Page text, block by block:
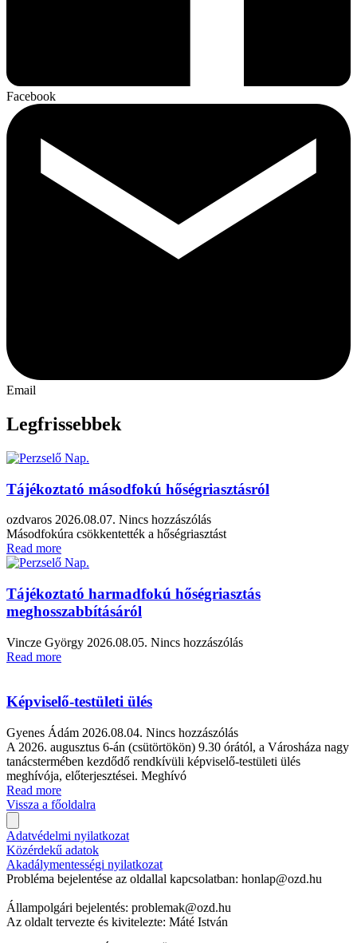
Facebook
Email
Legfrissebbek
Tájékoztató másodfokú hőségriasztásról
ozdvaros 2026.08.07. Nincs hozzászólás
Másodfokúra csökkentették a hőségriasztást
Read more
Tájékoztató harmadfokú hőségriasztás
meghosszabbításáról
Vincze György 2026.08.05. Nincs hozzászólás
Read more
Képviselő-testületi ülés
Gyenes Ádám 2026.08.04. Nincs hozzászólás
A 2026. augusztus 6-án (csütörtökön) 9.30 órától, a Városháza nagy
tanácstermében kezdődő rendkívüli képviselő-testületi ülés
meghívója, előterjesztései. Meghívó
Read more
Vissza a főoldalra
Adatvédelmi nyilatkozat
Közérdekű adatok
Akadálymentességi nyilatkozat
Probléma bejelentése az oldallal kapcsolatban: honlap@ozd.hu
Állampolgári bejelentés: problemak@ozd.hu
Az oldalt tervezte és kivitelezte: Máté István